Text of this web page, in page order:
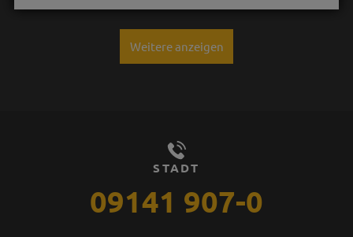
Weitere anzeigen
STADT
09141 907-0